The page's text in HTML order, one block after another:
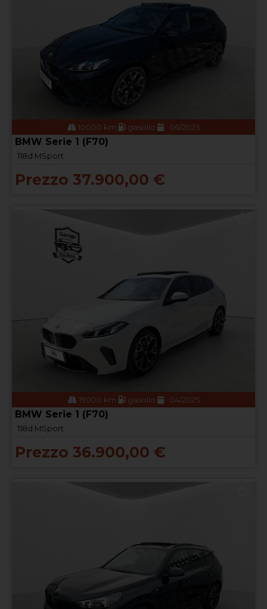
10000 km gasolio 06/2025
BMW Serie 1 (F70)
118d MSport
Prezzo 37.900,00 €
19000 km gasolio 04/2025
BMW Serie 1 (F70)
118d MSport
Prezzo 36.900,00 €